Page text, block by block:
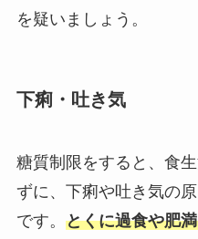
を疑いましょう。
下痢・吐き気
糖質制限をすると、食
ずに、下痢や吐き気の
です。 とくに過食や肥